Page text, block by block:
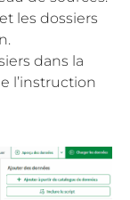
les dossiers
dans la
l’instruction